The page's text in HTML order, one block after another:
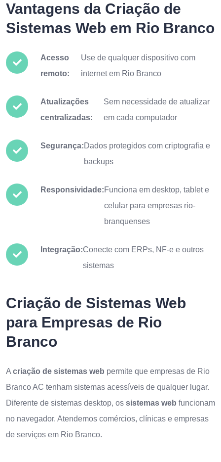
Vantagens da Criação de
Sistemas Web em Rio Branco
Acesso
remoto:
Use de qualquer dispositivo com
internet em Rio Branco
Atualizações
centralizadas:
Sem necessidade de atualizar
em cada computador
Segurança:Dados protegidos com criptografia e
backups
Responsividade:Funciona em desktop, tablet e
celular para empresas rio-
branquenses
Integração:Conecte com ERPs, NF-e e outros
sistemas
Criação de Sistemas Web
para Empresas de Rio
Branco
A criação de sistemas web permite que empresas de Rio
Branco AC tenham sistemas acessíveis de qualquer lugar.
Diferente de sistemas desktop, os sistemas web funcionam
no navegador. Atendemos comércios, clínicas e empresas
de serviços em Rio Branco.